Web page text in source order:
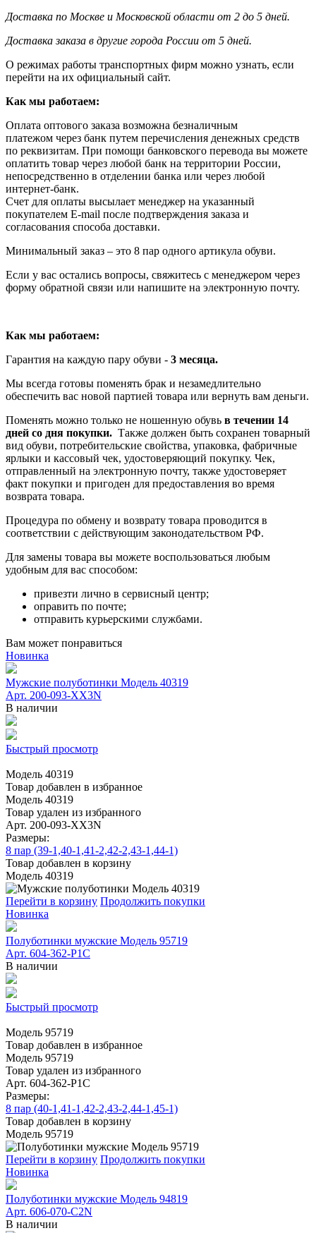
Доставка по Москве и Московской области от 2 до 5 дней.
Доставка заказа в другие города России от 5 дней.
О режимах работы транспортных фирм можно узнать, если
перейти на их официальный сайт.
Как мы работаем:
Оплата оптового заказа возможна безналичным
платежом через банк путем перечисления денежных средств
по реквизитам. При помощи банковского перевода вы можете
оплатить товар через любой банк на территории России,
непосредственно в отделении банка или через любой
интернет-банк.
Счет для оплаты высылает менеджер на указанный
покупателем E-mail после подтверждения заказа и
согласования способа доставки.
Минимальный заказ – это 8 пар одного артикула обуви.
Если у вас остались вопросы, свяжитесь с менеджером через
форму обратной связи или напишите на электронную почту.
Как мы работаем:
Гарантия на каждую пару обуви - 3 месяца.
Мы всегда готовы поменять брак и незамедлительно
обеспечить вас новой партией товара или вернуть вам деньги.
Поменять можно только не ношенную обувь в течении 14
дней со дня покупки. Также должен быть сохранен товарный
вид обуви, потребительские свойства, упаковка, фабричные
ярлыки и кассовый чек, удостоверяющий покупку. Чек,
отправленный на электронную почту, также удостоверяет
факт покупки и пригоден для предоставления во время
возврата товара.
Процедура по обмену и возврату товара проводится в
соответствии с действующим законодательством РФ.
Для замены товара вы можете воспользоваться любым
удобным для вас способом:
привезти лично в сервисный центр;
оправить по почте;
отправить курьерскими службами.
Вам может понравиться
Новинка
Мужские полуботинки Модель 40319
Арт. 200-093-XX3N
В наличии
Быстрый просмотр
Модель 40319
Товар добавлен в избранное
Модель 40319
Товар удален из избранного
Арт. 200-093-XX3N
Размеры:
8 пар (39-1,40-1,41-2,42-2,43-1,44-1)
Товар добавлен в корзину
Модель 40319
Перейти в корзину Продолжить покупки
Новинка
Полуботинки мужские Модель 95719
Арт. 604-362-Р1С
В наличии
Быстрый просмотр
Модель 95719
Товар добавлен в избранное
Модель 95719
Товар удален из избранного
Арт. 604-362-Р1С
Размеры:
8 пар (40-1,41-1,42-2,43-2,44-1,45-1)
Товар добавлен в корзину
Модель 95719
Перейти в корзину Продолжить покупки
Новинка
Полуботинки мужские Модель 94819
Арт. 606-070-C2N
В наличии